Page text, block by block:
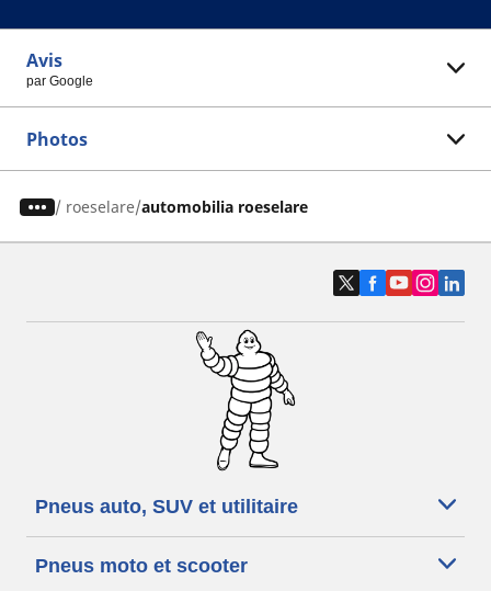
Avis
par Google
Photos
/ roeselare automobilia roeselare
Pneus auto, SUV et utilitaire
Pneus moto et scooter